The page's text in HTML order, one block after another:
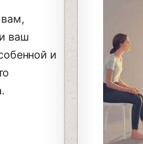
ваш
и